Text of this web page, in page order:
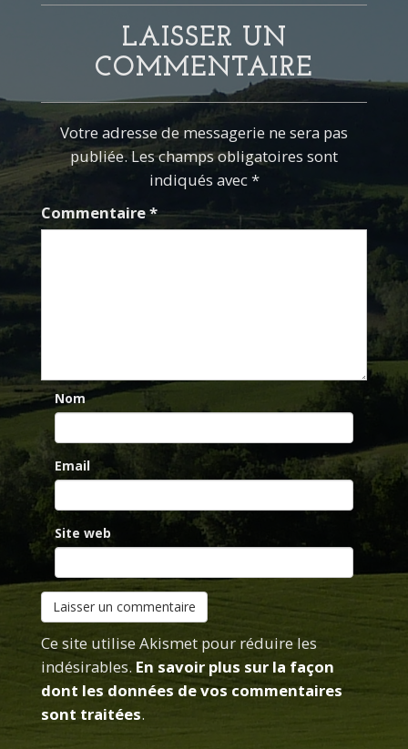
LAISSER UN
COMMENTAIRE
Votre adresse de messagerie ne sera pas
publiée. Les champs obligatoires sont
indiqués avec *
Commentaire*
Nom
Email
Site web
Ce site utilise Akismet pour réduire les
indésirables. En savoir plus sur la façon
dont les données de vos commentaires
sont traitées.